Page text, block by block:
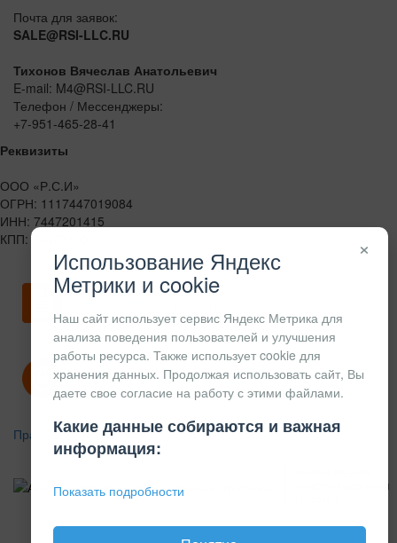
Почта для заявок:
SALE@RSI-LLC.RU
Тихонов Вячеслав Анатольевич
E-mail: M4@RSI-LLC.RU
Телефон / Мессенджеры:
+7-951-465-28-41
Реквизиты
ООО «Р.С.И»
ОГРН: 1117447019084
ИНН: 7447201415
КПП: 744701001
Скачать карточку предприятия
Политика конфиденциальности
Правила возврата
КОНСТРУКЦИОННЫЙ
×
Использование Яндекс
Метрики и cookie
Наш сайт использует сервис Яндекс Метрика для
анализа поведения пользователей и улучшения
работы ресурса. Также использует cookie для
хранения данных. Продолжая использовать сайт, Вы
даете свое согласие на работу с этими файлами.
Какие данные собираются и важная
информация:
Показать подробности